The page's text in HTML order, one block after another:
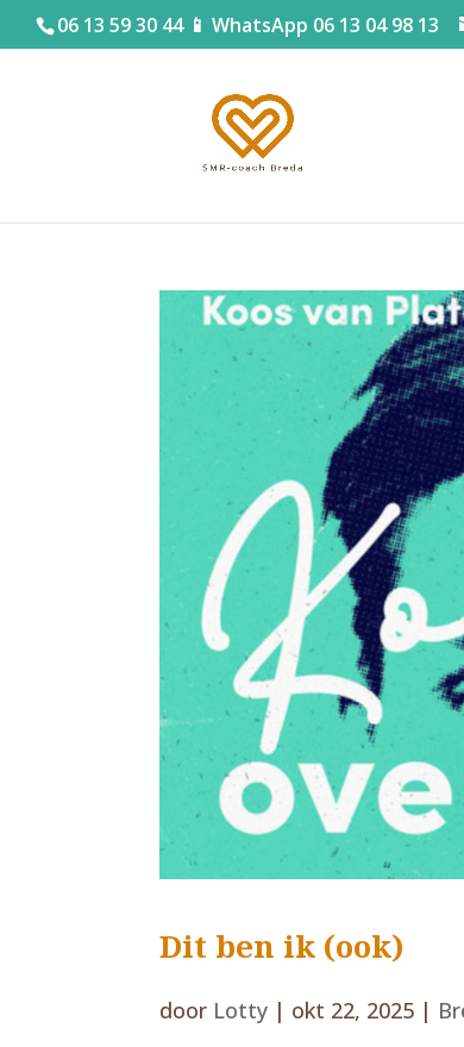
06 13 59 30 44 📱 WhatsApp 06 13 04 98 13
Dit ben ik (ook)
door Lotty | okt 22, 2025 |